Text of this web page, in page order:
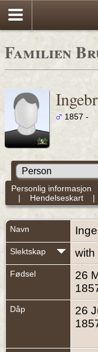
Familien
1857 -
Personlig informasjon
| Hendelseskart
Navn
Slektskap with
Fødsel
26
Dåp
26